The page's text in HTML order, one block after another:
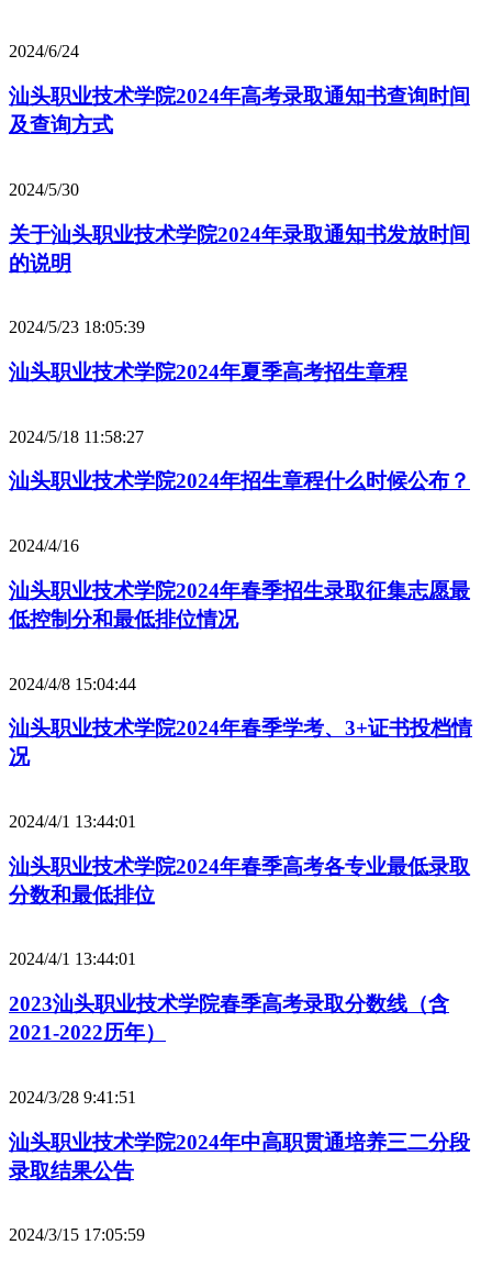
2024/6/24
汕头职业技术学院2024年高考录取通知书查询时间
及查询方式
2024/5/30
关于汕头职业技术学院2024年录取通知书发放时间
的说明
2024/5/23 18:05:39
汕头职业技术学院2024年夏季高考招生章程
2024/5/18 11:58:27
汕头职业技术学院2024年招生章程什么时候公布？
2024/4/16
汕头职业技术学院2024年春季招生录取征集志愿最
低控制分和最低排位情况
2024/4/8 15:04:44
汕头职业技术学院2024年春季学考、3+证书投档情
况
2024/4/1 13:44:01
汕头职业技术学院2024年春季高考各专业最低录取
分数和最低排位
2024/4/1 13:44:01
2023汕头职业技术学院春季高考录取分数线（含
2021-2022历年）
2024/3/28 9:41:51
汕头职业技术学院2024年中高职贯通培养三二分段
录取结果公告
2024/3/15 17:05:59